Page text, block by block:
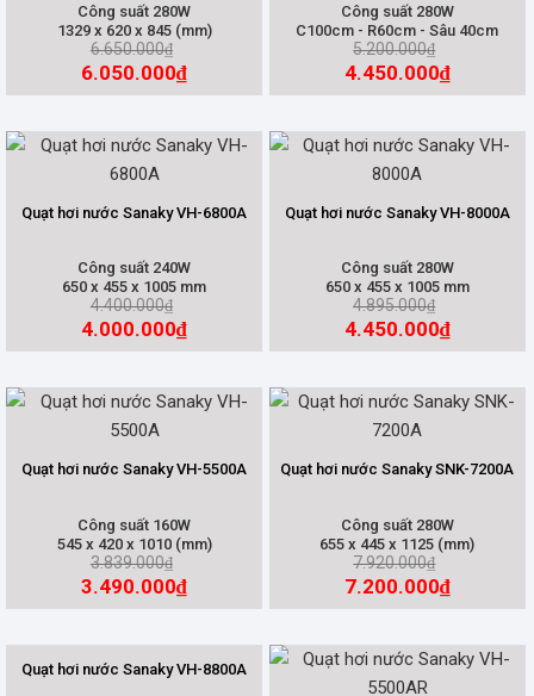
Công suất 280W
1329 x 620 x 845 (mm)
6.650.000₫
6.050.000₫
Công suất 280W
C100cm - R60cm - Sâu 40cm
5.200.000₫
4.450.000₫
Quạt hơi nước Sanaky VH-6800A
Công suất 240W
650 x 455 x 1005 mm
4.400.000₫
4.000.000₫
Quạt hơi nước Sanaky VH-8000A
Công suất 280W
650 x 455 x 1005 mm
4.895.000₫
4.450.000₫
Quạt hơi nước Sanaky VH-5500A
Công suất 160W
545 x 420 x 1010 (mm)
3.839.000₫
3.490.000₫
Quạt hơi nước Sanaky SNK-7200A
Công suất 280W
655 x 445 x 1125 (mm)
7.920.000₫
7.200.000₫
Quạt hơi nước Sanaky VH-8800A